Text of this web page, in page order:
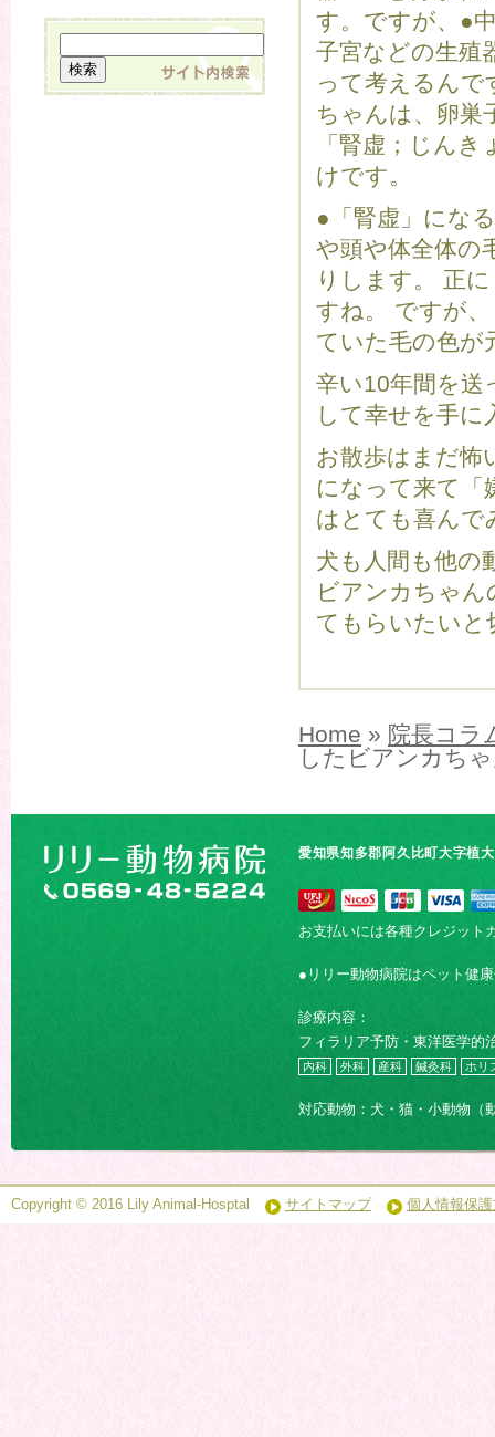
す。ですが、●
子宮などの生殖
って考えるん
ちゃんは、卵巣
「腎虚；じん
けです。
●「腎虚」にな
や頭や体全体の
りします。 正
すね。 ですが
ていた毛の色が
辛い10年間を
して幸せを手
お散歩はまだ怖
になって来て「
はとても喜んで
犬も人間も他の
ビアンカちゃ
てもらいたいと
Home » 院長コラ
したビアンカち
愛知県知多郡阿久比町大字植
お支払いには各種クレジット
●リリー動物病院はペット健
診療内容：
フィラリア予防・東洋医学的
内科 外科 産科 鍼灸科 ホリ
対応動物：犬・猫・小動物（
Copyright © 2016 Lily Animal-Hosptal サイトマップ 個人情報保